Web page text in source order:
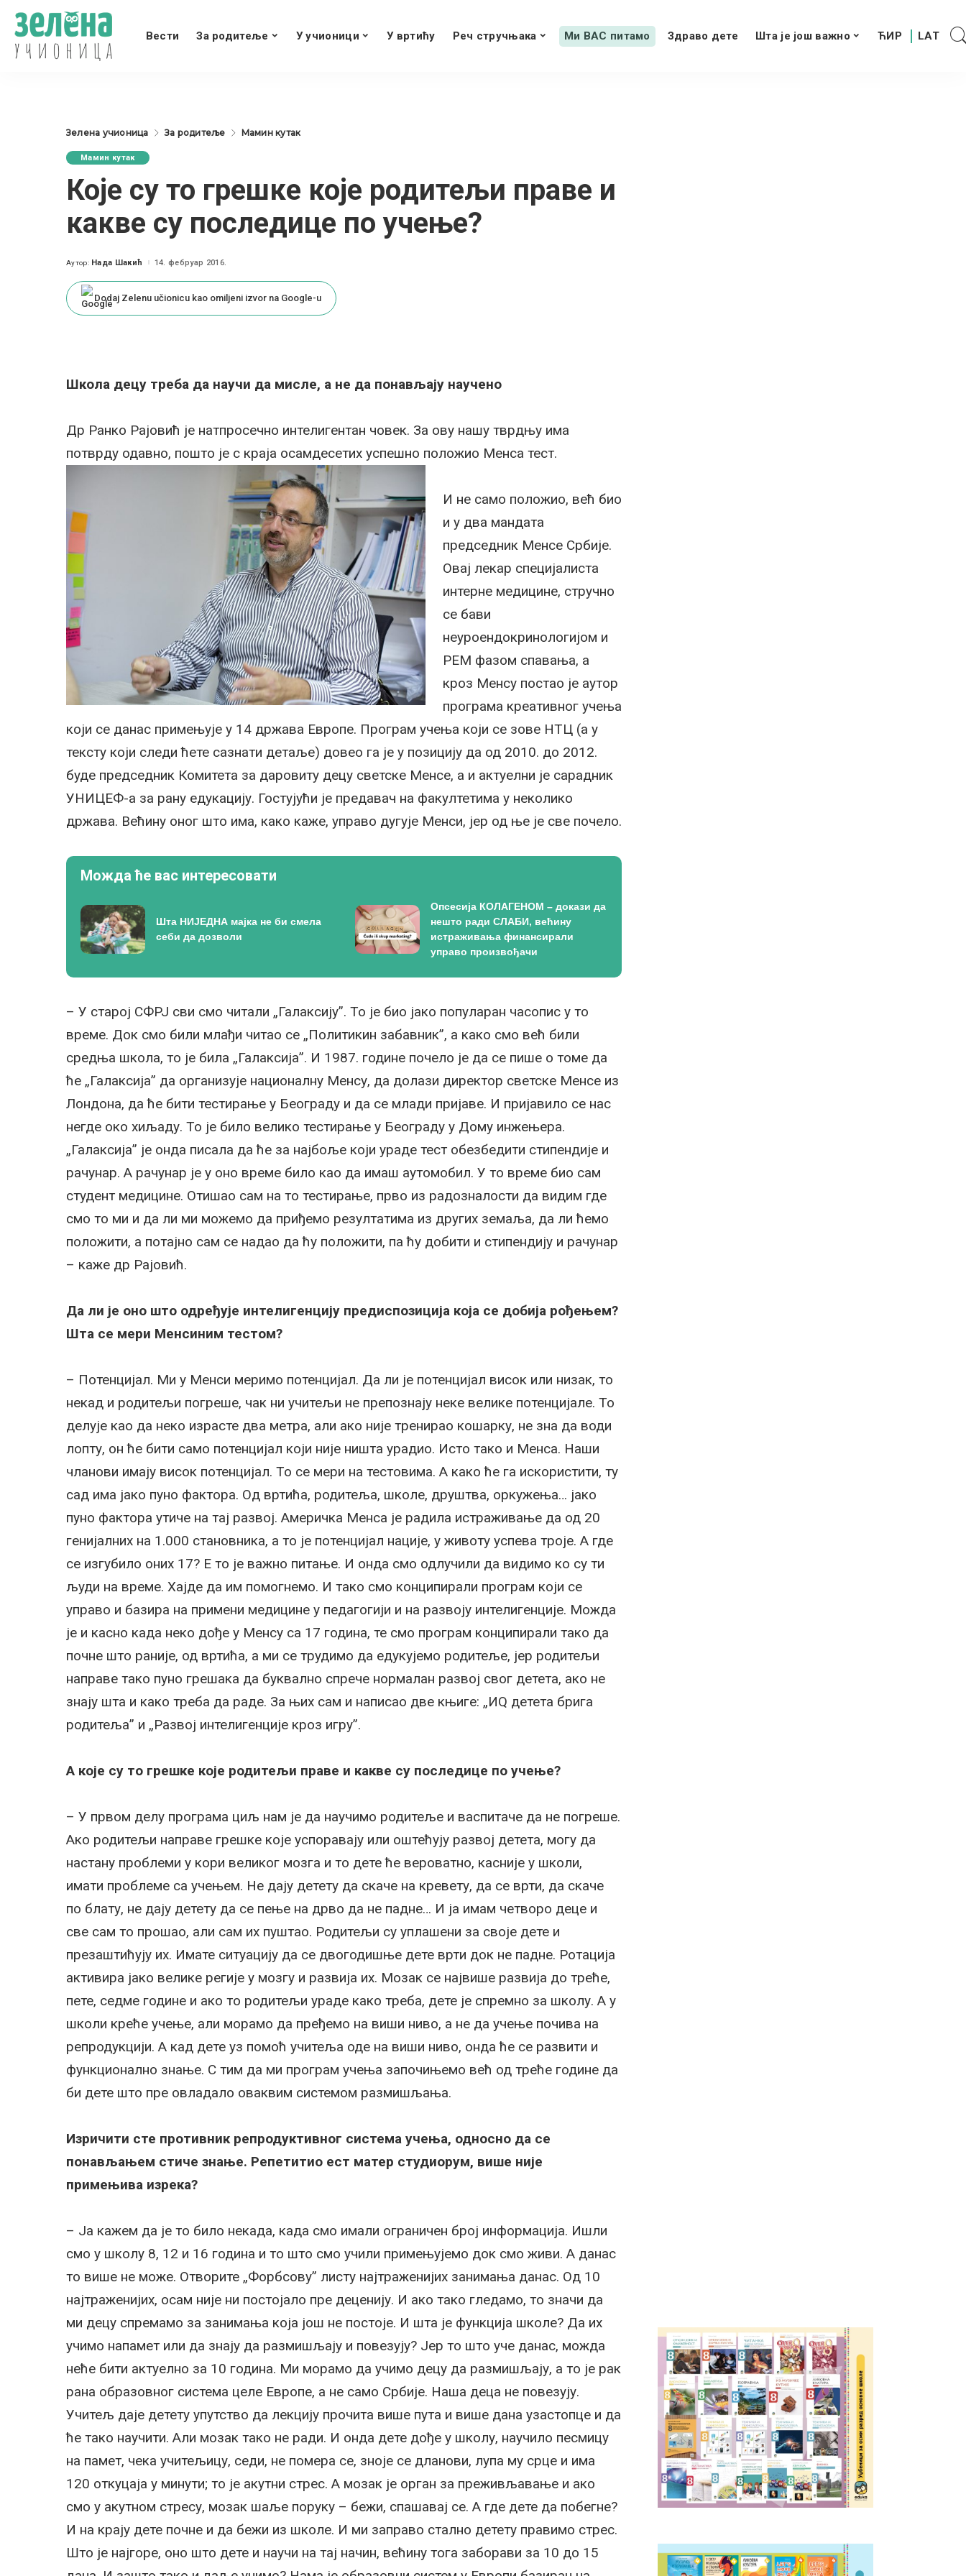
Вести За родитеље У учионици У вртићу Реч стручњака Ми ВАС питамо Здраво дете Шта је још важно
Зелена учионица За родитеље Мамин кутак
Мамин кутак
Које су то грешке које родитељи праве и
какве су последице по учење?
Posted
Аутор: Нада Шакић 14. фебруар 2016.
Dodaj Zelenu učionicu kao omiljeni izvor na Google-u
Школа децу треба да научи да мисле, а не да понављају научено
Др Ранко Рајовић је натпросечно интелигентан човек. За ову нашу тврдњу има
потврду одавно, пошто је с краја осамдесетих успешно положио Менса тест.
И не само положио, већ био
и у два мандата
председник Менсе Србије.
Овај лекар специјалиста
интерне медицине, стручно
се бави
неуроендокринологијом и
РЕМ фазом спавања, а
кроз Менсу постао је аутор
програма креативног учења
који се данас примењује у 14 држава Европе. Програм учења који се зове НТЦ (а у
тексту који следи ћете сазнати детаље) довео га је у позицију да од 2010. до 2012.
буде председник Комитета за даровиту децу светске Менсе, а и актуелни је сарадник
УНИЦЕФ-а за рану едукацију. Гостујући је предавач на факултетима у неколико
држава. Већину оног што има, како каже, управо дугује Менси, јер од ње је све почело.
Можда ће вас интересовати
Шта НИЈЕДНА мајка не би смела
себи да дозволи
Опсесија КОЛАГЕНОМ – докази да
нешто ради СЛАБИ, већину
истраживања финансирали
управо произвођачи
– У старој СФРЈ сви смо читали „Галаксију”. То је био јако популаран часопис у то
време. Док смо били млађи читао се „Политикин забавник”, а како смо већ били
средња школа, то је била „Галаксија”. И 1987. године почело је да се пише о томе да
ће „Галаксија” да организује националну Менсу, да долази директор светске Менсе из
Лондона, да ће бити тестирање у Београду и да се млади пријаве. И пријавило се нас
негде око хиљаду. То је било велико тестирање у Београду у Дому инжењера.
„Галаксија” је онда писала да ће за најбоље који ураде тест обезбедити стипендије и
рачунар. А рачунар је у оно време било као да имаш аутомобил. У то време био сам
студент медицине. Отишао сам на то тестирање, прво из радозналости да видим где
смо то ми и да ли ми можемо да приђемо резултатима из других земаља, да ли ћемо
положити, а потајно сам се надао да ћу положити, па ћу добити и стипендију и рачунар
– каже др Рајовић.
Да ли је оно што одређује интелигенцију предиспозиција која се добија рођењем?
Шта се мери Менсиним тестом?
– Потенцијал. Ми у Менси меримо потенцијал. Да ли је потенцијал висок или низак, то
некад и родитељи погреше, чак ни учитељи не препознају неке велике потенцијале. То
делује као да неко израсте два метра, али ако није тренирао кошарку, не зна да води
лопту, он ће бити само потенцијал који није ништа урадио. Исто тако и Менса. Наши
чланови имају висок потенцијал. То се мери на тестовима. А како ће га искористити, ту
сад има јако пуно фактора. Од вртића, родитеља, школе, друштва, оркужења… јако
пуно фактора утиче на тај развој. Америчка Менса је радила истраживање да од 20
генијалних на 1.000 становника, а то је потенцијал нације, у животу успева троје. А где
се изгубило оних 17? Е то је важно питање. И онда смо одлучили да видимо ко су ти
људи на време. Хајде да им помогнемо. И тако смо конципирали програм који се
управо и базира на примени медицине у педагогији и на развоју интелигенције. Можда
је и касно када неко дође у Менсу са 17 година, те смо програм конципирали тако да
почне што раније, од вртића, а ми се трудимо да едукујемо родитеље, јер родитељи
направе тако пуно грешака да буквално спрече нормалан развој свог детета, ако не
знају шта и како треба да раде. За њих сам и написао две књиге: „ИQ детета брига
родитеља” и „Развој интелигенције кроз игру”.
А које су то грешке које родитељи праве и какве су последице по учење?
– У првом делу програма циљ нам је да научимо родитеље и васпитаче да не погреше.
Ако родитељи направе грешке које успоравају или оштећују развој детета, могу да
настану проблеми у кори великог мозга и то дете ће вероватно, касније у школи,
имати проблеме са учењем. Не дају детету да скаче на кревету, да се врти, да скаче
по блату, не дају детету да се пење на дрво да не падне… И ја имам четворо деце и
све сам то прошао, али сам их пуштао. Родитељи су уплашени за своје дете и
презаштићују их. Имате ситуацију да се двогодишње дете врти док не падне. Ротација
активира јако велике регије у мозгу и развија их. Мозак се највише развија до треће,
пете, седме године и ако то родитељи ураде како треба, дете је спремно за школу. А у
школи креће учење, али морамо да пређемо на виши ниво, а не да учење почива на
репродукцији. А кад дете уз помоћ учитеља оде на виши ниво, онда ће се развити и
функционално знање. С тим да ми програм учења започињемо већ од треће године да
би дете што пре овладало оваквим системом размишљања.
Изричити сте противник репродуктивног система учења, односно да се
понављањем стиче знање. Репетитио ест матер студиорум, више није
примењива изрека?
– Ја кажем да је то било некада, када смо имали ограничен број информација. Ишли
смо у школу 8, 12 и 16 година и то што смо учили примењујемо док смо живи. А данас
то више не може. Отворите „Форбсову” листу најтраженијих занимања данас. Од 10
најтраженијих, осам није ни постојало пре деценију. И ако тако гледамо, то значи да
ми децу спремамо за занимања која још не постоје. И шта је функција школе? Да их
учимо напамет или да знају да размишљају и повезују? Јер то што уче данас, можда
неће бити актуелно за 10 година. Ми морамо да учимо децу да размишљају, а то је рак
рана образовног система целе Европе, а не само Србије. Наша деца не повезују.
Учитељ даје детету упутство да лекцију прочита више пута и више дана узастопце и да
ће тако научити. Али мозак тако не ради. И онда дете дође у школу, научило песмицу
на памет, чека учитељицу, седи, не помера се, зноје се дланови, лупа му срце и има
120 откуцаја у минути; то је акутни стрес. А мозак је орган за преживљавање и ако
смо у акутном стресу, мозак шаље поруку – бежи, спашавај се. А где дете да побегне?
И на крају дете почне и да бежи из школе. И ми заправо стално детету правимо стрес.
Што је најгоре, оно што дете и научи на тај начин, већину тога заборави за 10 до 15